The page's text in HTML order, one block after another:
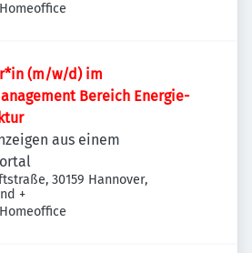
(m/w/d) im
Bereich Energie-
aus einem
30159 Hannover,
+